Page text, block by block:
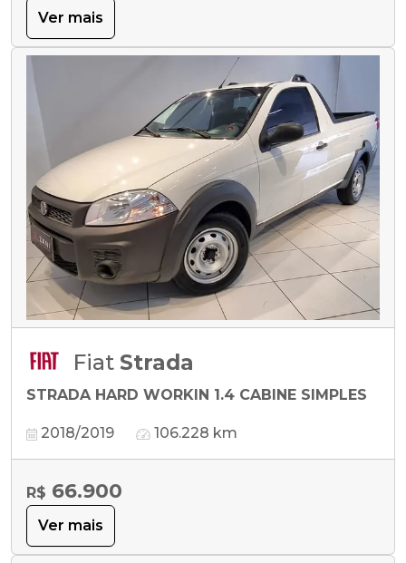
Ver mais
Fiat Strada
STRADA HARD WORKIN 1.4 CABINE SIMPLES
2018/2019 106.228 km
R$ 66.900
Ver mais